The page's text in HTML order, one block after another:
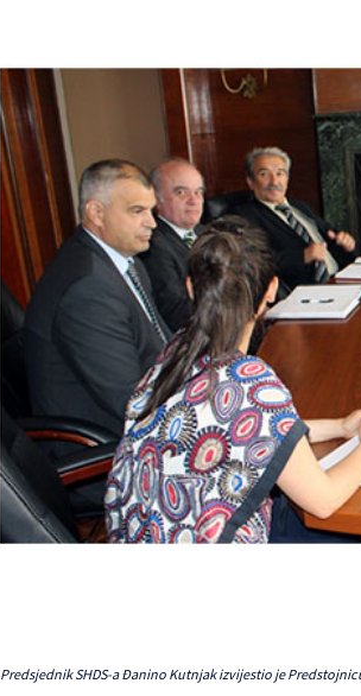
Predsjednik SHDS-a Đanino Kutnjak izvijestio je